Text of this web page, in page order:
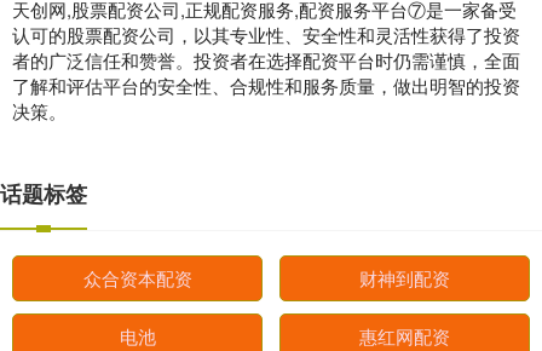
天创网,股票配资公司,正规配资服务,配资服务平台⑦是一家备受
认可的股票配资公司，以其专业性、安全性和灵活性获得了投资
者的广泛信任和赞誉。投资者在选择配资平台时仍需谨慎，全面
了解和评估平台的安全性、合规性和服务质量，做出明智的投资
决策。
话题标签
众合资本配资 财神到配资
电池 惠红网配资